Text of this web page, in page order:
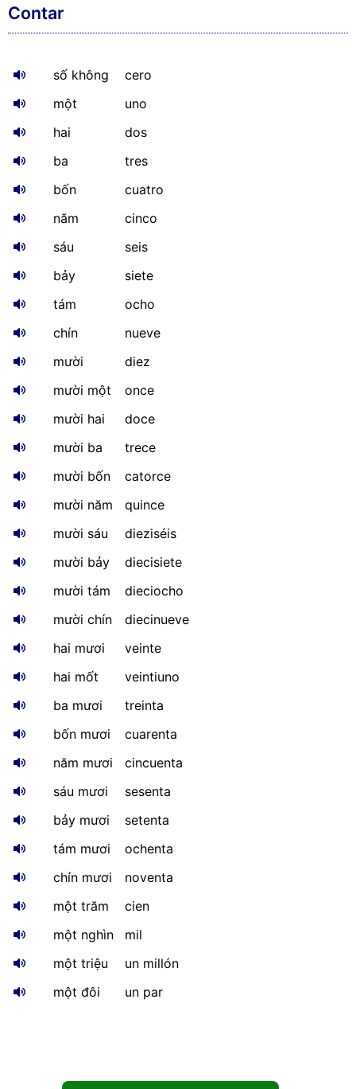
Contar
số không
cero
một
uno
hai
dos
ba
tres
bốn
cuatro
năm
cinco
sáu
seis
bảy
siete
tám
ocho
chín
nueve
mười
diez
mười một
once
mười hai
doce
mười ba
trece
mười bốn
catorce
mười năm
quince
mười sáu
dieziséis
mười bảy
diecisiete
mười tám
dieciocho
mười chín
diecinueve
hai mươi
veinte
hai mốt
veintiuno
ba mươi
treinta
bốn mươi
cuarenta
năm mươi
cincuenta
sáu mươi
sesenta
bảy mươi
setenta
tám mươi
ochenta
chín mươi
noventa
một trăm
cien
một nghìn
mil
một triệu
un millón
một đôi
un par